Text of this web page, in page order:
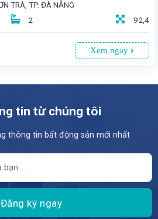
TRÀ, TP. ĐÀ NẴNG
2 92,4
Xem ngay
tin từ chúng tôi
thông tin bất động sản mới nhất